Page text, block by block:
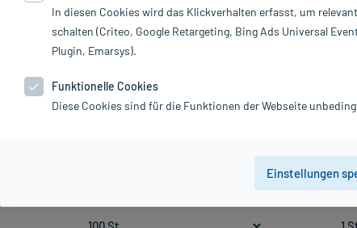
In diesen Cookies wird das Klickverhalten erfasst, um
schalten (Criteo, Google Retargeting, Bing Ads Universal
Plugin, Emarsys).
Funktionelle Cookies
Diese Cookies sind für die Funktionen der Webseite
Einstellungen